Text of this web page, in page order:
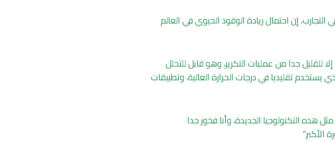
إن احتمال ريادة الوقود الحيوي في العالم
للقليل جدا من عمليات التكرير، وهو قابل للتحلل
تقليديا في درجات الحرارة العالية، وتطبيقات
التكنولوجيا الجديدة، وأنا فخور جدا